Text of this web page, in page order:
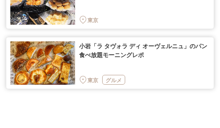
東京
小岩「ラ タヴォラ ディ オーヴェルニュ」のパン
食べ放題モーニングレポ
東京 グルメ